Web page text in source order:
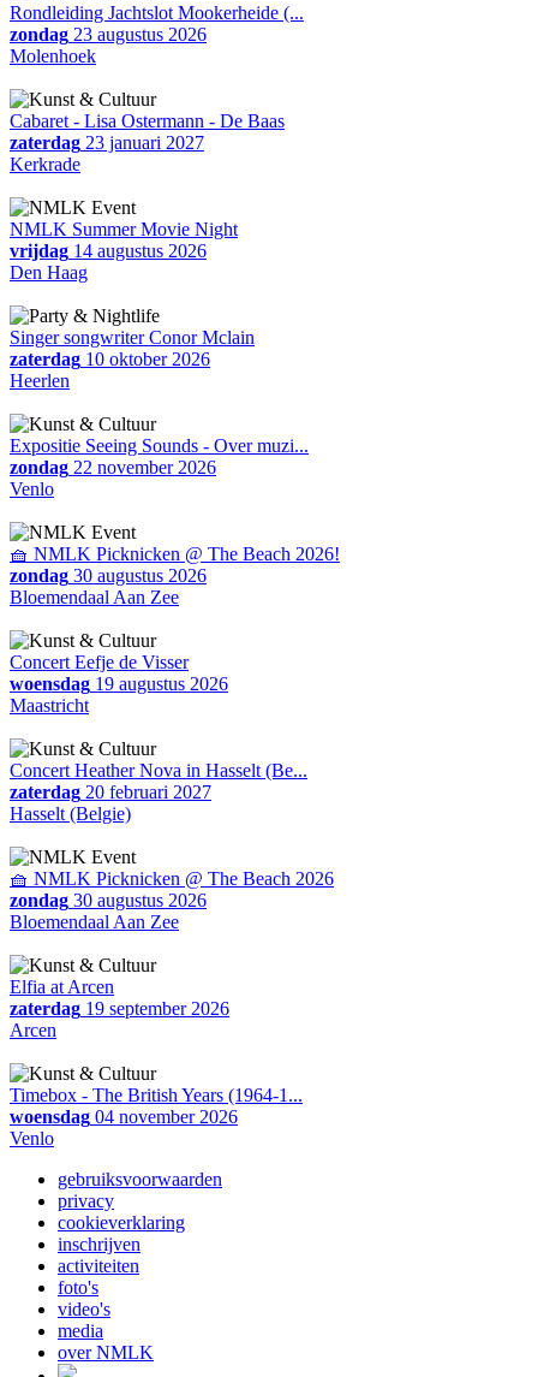
Rondleiding Jachtslot Mookerheide (...
zondag 23 augustus 2026
Molenhoek
Cabaret - Lisa Ostermann - De Baas
zaterdag 23 januari 2027
Kerkrade
NMLK Summer Movie Night
vrijdag 14 augustus 2026
Den Haag
Singer songwriter Conor Mclain
zaterdag 10 oktober 2026
Heerlen
Expositie Seeing Sounds - Over muzi...
zondag 22 november 2026
Venlo
🧺 NMLK Picknicken @ The Beach 2026!
zondag 30 augustus 2026
Bloemendaal Aan Zee
Concert Eefje de Visser
woensdag 19 augustus 2026
Maastricht
Concert Heather Nova in Hasselt (Be...
zaterdag 20 februari 2027
Hasselt (Belgie)
🧺 NMLK Picknicken @ The Beach 2026
zondag 30 augustus 2026
Bloemendaal Aan Zee
Elfia at Arcen
zaterdag 19 september 2026
Arcen
Timebox - The British Years (1964-1...
woensdag 04 november 2026
Venlo
gebruiksvoorwaarden
privacy
cookieverklaring
inschrijven
activiteiten
foto's
video's
media
over NMLK